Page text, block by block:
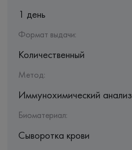
1 день
Формат выдачи:
Количественный
Метод:
Иммунохимический анализ
Биоматериал:
Сыворотка крови